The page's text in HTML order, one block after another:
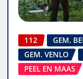
112 GEM.
GEM. VENLO
PEEL EN MAAS